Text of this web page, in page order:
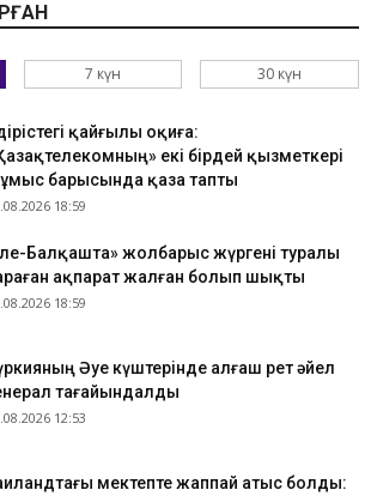
7 күн 30 күн
қайғылы оқиға:
екі бірдей қызметкері
барысында қаза тапты
18:59
Балқашта» жолбарыс жүргені туралы
ақпарат жалған болып шықты
18:59
Әуе күштерінде алғаш рет әйел
тағайындалды
12:53
мектепте жаппай атыс болды: